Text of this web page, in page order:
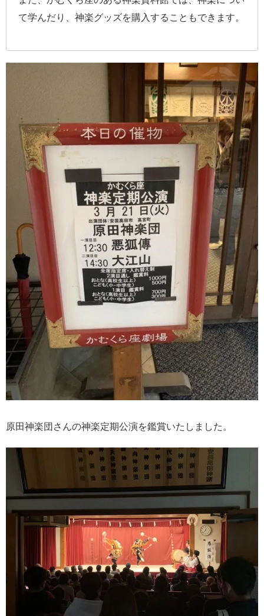
て学んだり、神楽グッズを購入することもできます。
原田神楽団さんの神楽定期公演を鑑賞いたしました。